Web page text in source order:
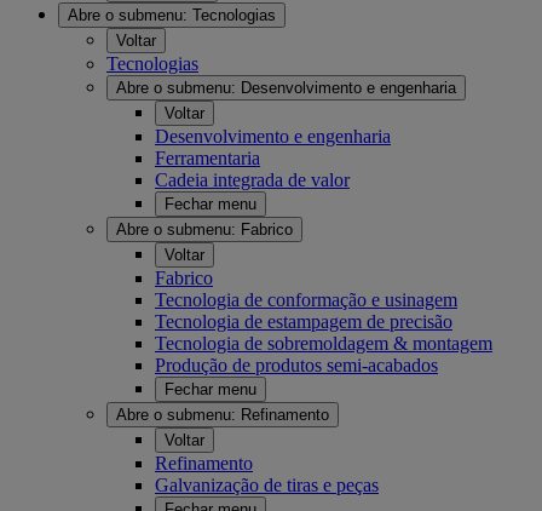
Abre o submenu: Tecnologias
Voltar
Tecnologias
Abre o submenu: Desenvolvimento e engenharia
Voltar
Desenvolvimento e engenharia
Ferramentaria
Cadeia integrada de valor
Fechar menu
Abre o submenu: Fabrico
Voltar
Fabrico
Tecnologia de conformação e usinagem
Tecnologia de estampagem de precisão
Tecnologia de sobremoldagem & montagem
Produção de produtos semi-acabados
Fechar menu
Abre o submenu: Refinamento
Voltar
Refinamento
Galvanização de tiras e peças